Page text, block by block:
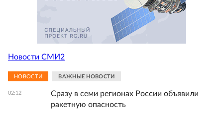
Новости СМИ2
НОВОСТИ ВАЖНЫЕ НОВОСТИ
02:12
Сразу в семи регионах России объявили
ракетную опасность